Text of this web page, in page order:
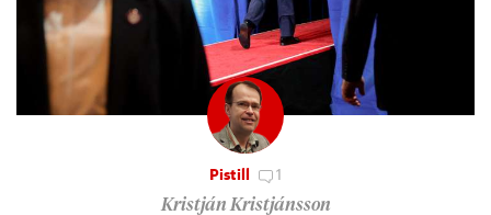
Pistill 1
Kristján Kristjánsson